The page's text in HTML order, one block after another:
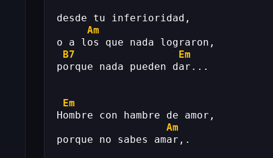
desde tu inferioridad,
Am
o a los que nada lograron,
B7
Em
porque nada pueden dar...
Em
Hombre con hambre de amor,
Am
porque no sabes amar,.